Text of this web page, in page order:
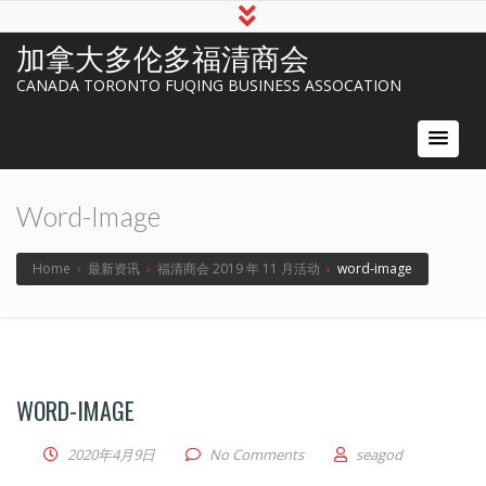
加拿大多伦多福清商会
CANADA TORONTO FUQING BUSINESS ASSOCATION
Word-Image
Home › 最新资讯 › 福清商会 2019 年 11 月活动 › word-image
WORD-IMAGE
2020年4月9日 No Comments seagod